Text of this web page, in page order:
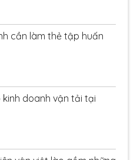
cần làm thẻ tập huấn
kinh doanh vận tải tại